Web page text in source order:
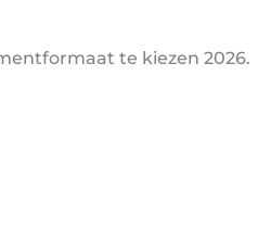
te kiezen 2026.